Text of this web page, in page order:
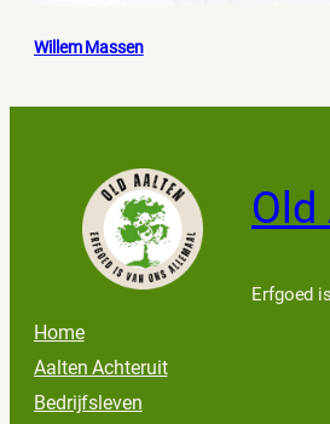
Willem Massen
Old
Erfgoed
Home
Aalten Achteruit
Bedrijfsleven